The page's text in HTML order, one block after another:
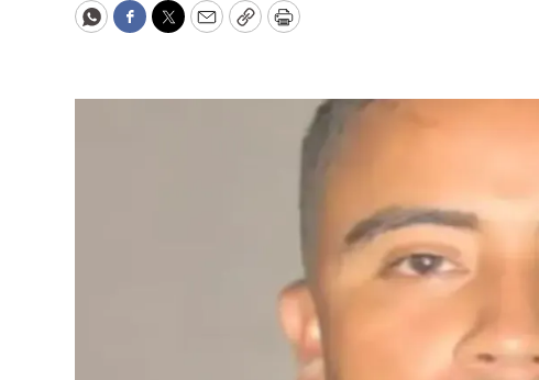
WhatsApp
Facebook
Twitter
EmailCopyPrint